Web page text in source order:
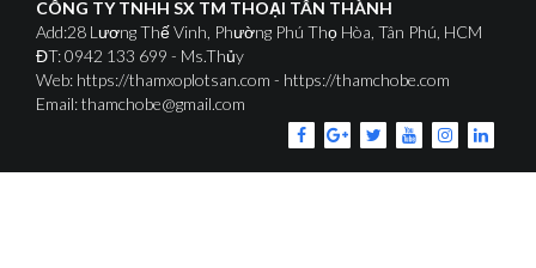
CÔNG TY TNHH SX TM THOẠI TÂN THÀNH
Add:28 Lương Thế Vinh, Phường Phú Thọ Hòa, Tân Phú, HCM
ĐT: 0942 133 699 - Ms.Thủy
Web: https://thamxoplotsan.com - https://thamchobe.com
Email: thamchobe@gmail.com